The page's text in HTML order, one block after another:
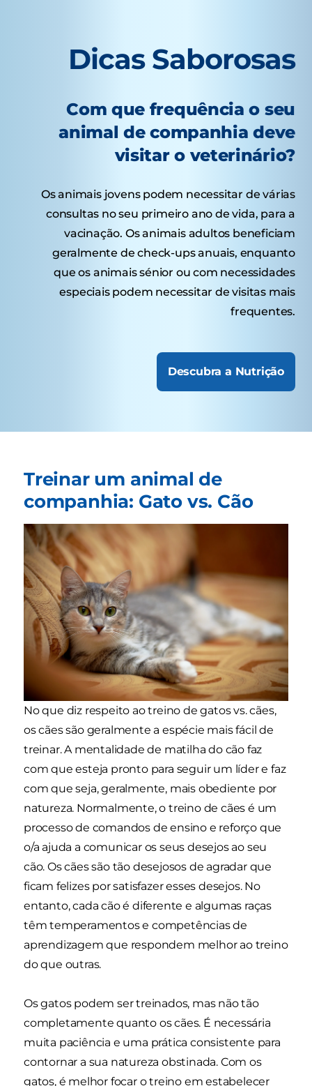
Dicas Saborosas
Com que frequência o seu
animal de companhia deve
visitar o veterinário?
Os animais jovens podem necessitar de várias
consultas no seu primeiro ano de vida, para a
vacinação. Os animais adultos beneficiam
geralmente de check-ups anuais, enquanto
que os animais sénior ou com necessidades
especiais podem necessitar de visitas mais
frequentes.
Descubra a Nutrição
Treinar um animal de
companhia: Gato vs. Cão
No que diz respeito ao treino de gatos vs. cães,
os cães são geralmente a espécie mais fácil de
treinar. A mentalidade de matilha do cão faz
com que esteja pronto para seguir um líder e faz
com que seja, geralmente, mais obediente por
natureza. Normalmente, o treino de cães é um
processo de comandos de ensino e reforço que
o/a ajuda a comunicar os seus desejos ao seu
cão. Os cães são tão desejosos de agradar que
ficam felizes por satisfazer esses desejos. No
entanto, cada cão é diferente e algumas raças
têm temperamentos e competências de
aprendizagem que respondem melhor ao treino
do que outras.
Os gatos podem ser treinados, mas não tão
completamente quanto os cães. É necessária
muita paciência e uma prática consistente para
contornar a sua natureza obstinada. Com os
gatos, é melhor focar o treino em estabelecer